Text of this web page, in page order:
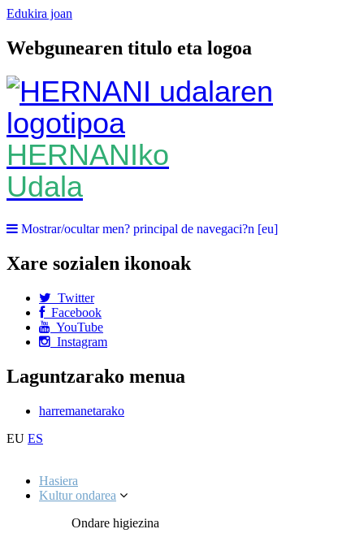
Edukira joan
Webgunearen titulo eta logoa
HERNANIko
Udala
Mostrar/ocultar men? principal de navegaci?n [eu]
Xare sozialen ikonoak
Twitter
Facebook
YouTube
Instagram
Laguntzarako menua
harremanetarako
EU ES
Hasiera
Kultur ondarea
Ondare higiezina